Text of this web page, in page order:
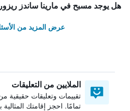
هل يوجد مسبح في مارينا ساندز
عرض المزيد من
الملايين من التعليقات
تقييمات وتعليقات حقيقية
تمامًا. احجز إقامتك